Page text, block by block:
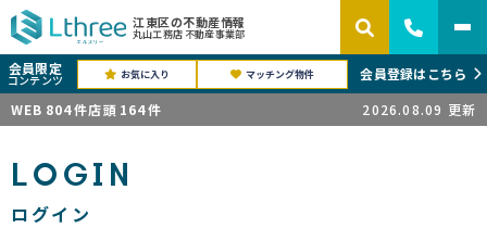
江東区の不動産情報
丸山工務店 不動産事業部
会員限定
コンテンツ お気に入り マッチング物件
会員登録はこちら
WEB 804件店頭 164件 2026.08.09 更新
LOGIN
ログイン